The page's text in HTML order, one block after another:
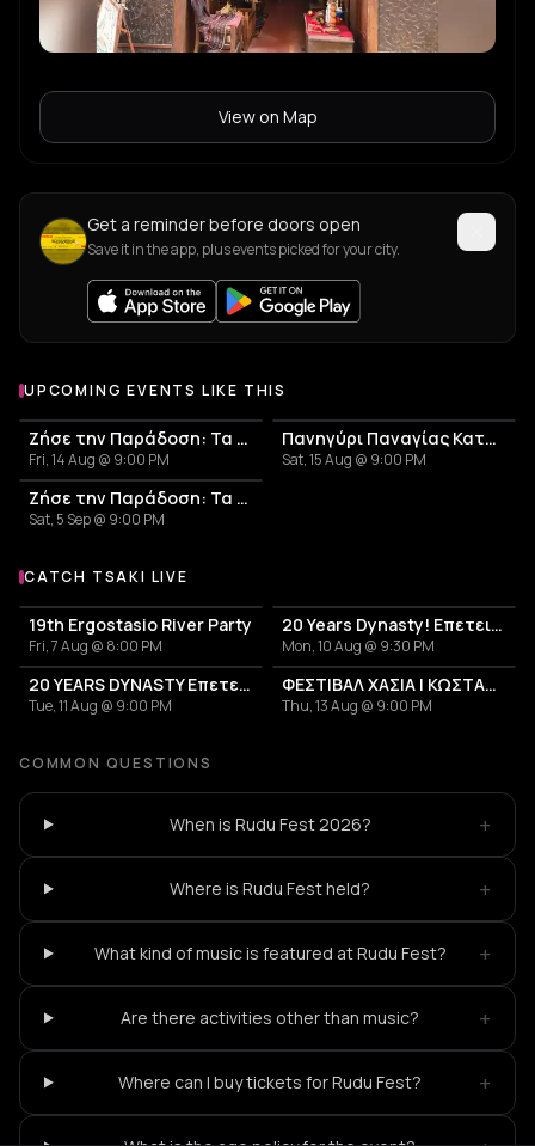
View on Map
Get a reminder before doors open
Save it in the app, plus events picked for your city.
UPCOMING EVENTS LIKE THIS
Ζήσε την Παράδοση: Τα Πανηγύρια της Αμοργού - Πανηγύρι Παναγίας Επανωχωριανής
Fri, 14 Aug @ 9:00 PM
Πανηγύρι Παναγίας Καταπολιανής
Sat, 15 Aug @ 9:00 PM
Ζήσε την Παράδοση: Τα Πανηγύρια της Αμοργού - Γιορτή του Ψαρά
Sat, 5 Sep @ 9:00 PM
More events with Tsaki
CATCH TSAKI LIVE
19th Ergostasio River Party
Fri, 7 Aug @ 8:00 PM
20 Years Dynasty! Επετειακό Live
Mon, 10 Aug @ 9:30 PM
20 YEARS DYNASTY Επετειακό Live
Tue, 11 Aug @ 9:00 PM
ΦΕΣΤΙΒΑΛ ΧΑΣΙΑ | ΚΩΣΤΑΝΤΗΣ ΠΙΣΤΙΟΛΗΣ + MANITAROCK
Thu, 13 Aug @ 9:00 PM
COMMON QUESTIONS
When is Rudu Fest 2026? +
Where is Rudu Fest held? +
What kind of music is featured at Rudu Fest? +
Are there activities other than music? +
Where can I buy tickets for Rudu Fest? +